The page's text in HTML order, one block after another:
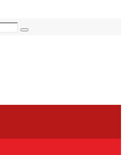
Suchen